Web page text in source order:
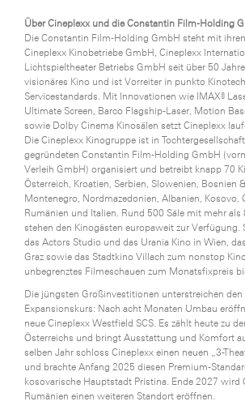
Über Cineplexx und die Constantin Film-Holding
Die Constantin Film-Holding GmbH steht mit
Cineplexx Kinobetriebe GmbH, Cineplexx
Lichtspieltheater Betriebs GmbH seit über 50
visionäres Kino und ist Vorreiter in punkto
Servicestandards. Mit Innovationen wie IMAX®
Ultimate Screen, Barco Flagship-Laser, Motion
sowie Dolby Cinema Kinosälen setzt Cineplexx
Die Cineplexx Kinogruppe ist in
gegründeten Constantin Film-Holding GmbH
Verleih GmbH) organisiert und betreibt knapp 70
Österreich, Kroatien, Serbien, Slowenien, Bosnien
Montenegro, Nordmazedonien, Albanien, Kosovo,
Rumänien und Italien. Rund 500 Säle mit mehr als
stehen den Kinogästen europaweit zur Verfügung.
das Actors Studio und das Urania Kino in Wien,
Graz sowie das Stadtkino Villach zum nonstop
unbegrenztes Filmeschauen zum Monatsfixpreis
Die jüngsten Großinvestitionen unterstreichen den
Expansionskurs: Nach acht Monaten Umbau
neue Cineplexx Westfield SCS. Es zählt heute zu
Österreichs und bringt Ausstattung und Komfort
selben Jahr schloss Cineplexx einen neuen „3-
und brachte Anfang 2025 diesen Premium-
kosovarische Hauptstadt Pristina. Ende 2027 wird
Rumänien einen weiteren Standort eröffnen.